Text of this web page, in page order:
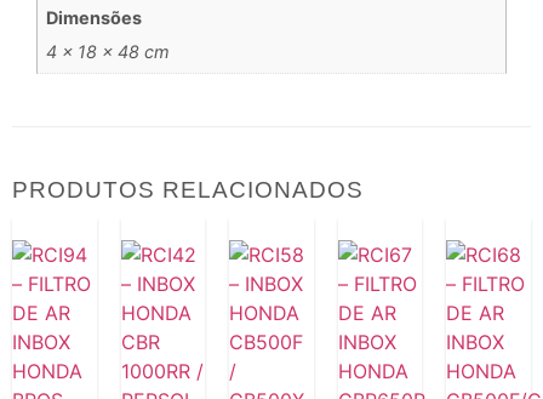
Dimensões
4 × 18 × 48 cm
PRODUTOS RELACIONADOS